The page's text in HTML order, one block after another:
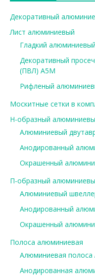
Декоративный
Лист алюминиевый
Гладкий
Декоративный
(ПВЛ) А5М
Рифленый
Москитные сетки в
Н-образный
Алюминиевый
Анодированный
Окрашенный
П-образный
Алюминиевый
Анодированный
Окрашенный
Полоса алюминиевая
Алюминиевая полоса
Анодированная